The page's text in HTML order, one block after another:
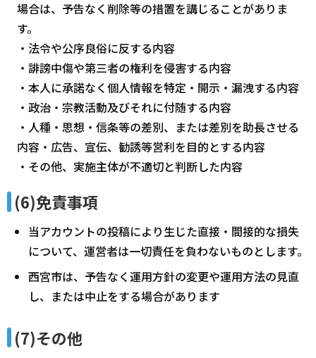
場合は、予告なく削除等の措置を講じることがありま
す。
・法令や公序良俗に反する内容
・誹謗中傷や第三者の権利を侵害する内容
・本人に承諾なく個人情報を特定・開示・漏洩する内容
・政治・宗教活動及びそれに付随する内容
・人種・思想・信条等の差別、または差別を助長させる
内容・広告、宣伝、勧誘等営利を目的とする内容
・その他、実施主体が不適切と判断した内容
(6)免責事項
当アカウントの投稿により生じた直接・間接的な損失
について、運営者は一切責任を負わないものとします。
西宮市は、予告なく運用方針の変更や運用方法の見直
し、または中止をする場合があります
(7)その他